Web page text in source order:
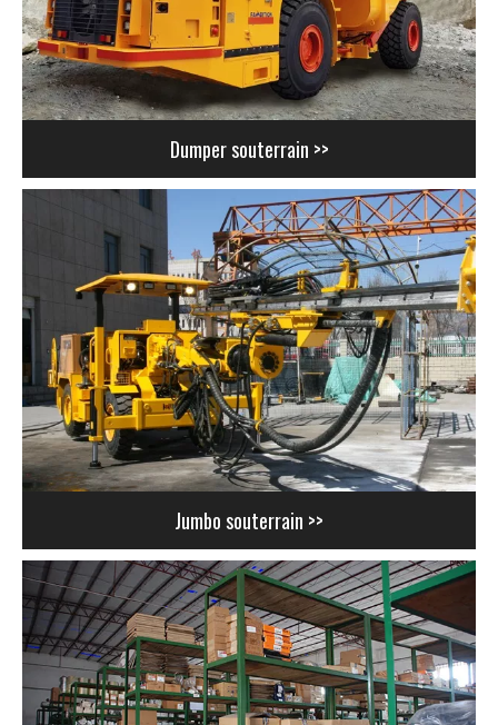
Dumper souterrain >>
Jumbo souterrain >>